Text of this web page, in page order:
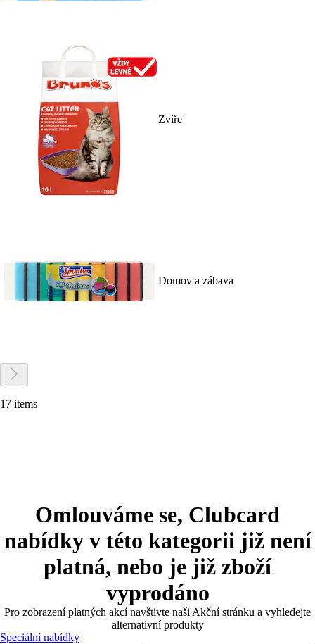
Zvíře
Domov a zábava
17 items
Omlouváme se, Clubcard
nabídky v této kategorii již není
platná, nebo je již zboží
vyprodáno
Pro zobrazení platných akcí navštivte naši Akční stránku a vyhledejte
alternativní produkty
Speciální nabídky